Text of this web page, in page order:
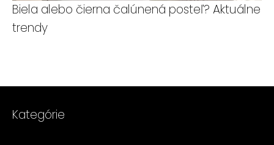
Biela alebo čierna čalúnená posteľ? Aktuálne
trendy
Kategórie